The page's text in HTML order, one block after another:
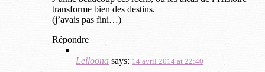
transforme bien des destins.
(j’avais pas fini…)
Répondre
Leiloona says: 14 avril 2014 at 22:40